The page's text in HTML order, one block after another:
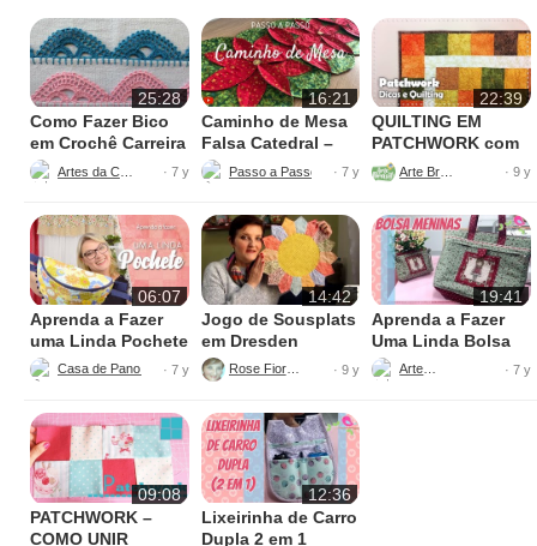
25:28
Como Fazer Bico
em Crochê Carreira
Única
· 7 y
16:21
Caminho de Mesa
Falsa Catedral –
Passo a Passo
Passo a Passo Criativo
· 7 y
22:39
QUILTING EM
PATCHWORK com
Ana Cosentino
· 9 y
06:07
Aprenda a Fazer
uma Linda Pochete
Casa de Pano Ateliê - Patricia Müller
· 7 y
14:42
Jogo de Sousplats
em Dresden
Rose Fioretti · 9 y
19:41
Aprenda a Fazer
Uma Linda Bolsa
TiracoloArteyra · 7 y
09:08
PATCHWORK –
COMO UNIR
12:36
Lixeirinha de Carro
Dupla 2 em 1